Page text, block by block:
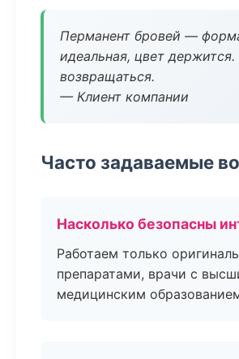
Перманент бровей —
идеальная, цвет держится.
возвращаться.
— Клиент компании
Часто задаваемые
Насколько безопасны
Работаем только
препаратами, врачи с
медицинским